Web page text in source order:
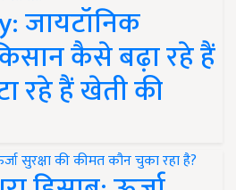
जायटॉनिक
कैसे बढ़ा रहे हैं
रहे हैं खेती की